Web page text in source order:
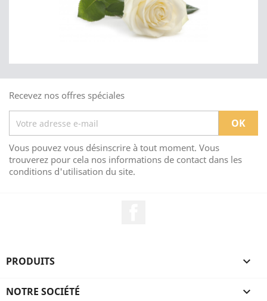
Recevez nos offres spéciales
Vous pouvez vous désinscrire à tout moment. Vous
trouverez pour cela nos informations de contact dans les
conditions d'utilisation du site.
PRODUITS 
NOTRE SOCIÉTÉ 